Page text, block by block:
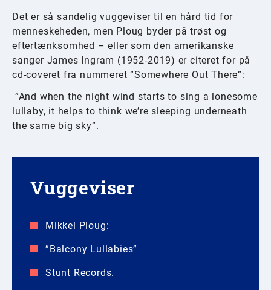
Det er så sandelig vuggeviser til en hård tid for
menneskeheden, men Ploug byder på trøst og
eftertænksomhed – eller som den amerikanske
sanger James Ingram (1952-2019) er citeret for på
cd-coveret fra nummeret ”Somewhere Out There”:
”And when the night wind starts to sing a lonesome
lullaby, it helps to think we’re sleeping underneath
the same big sky”.
Vuggeviser
Mikkel Ploug:
”Balcony Lullabies”
Stunt Records.